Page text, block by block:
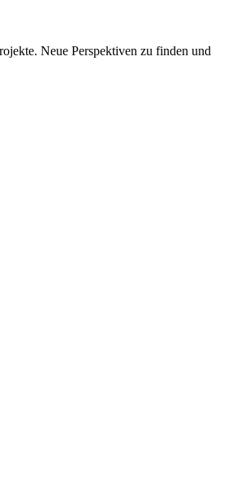
Neue Perspektiven zu finden und